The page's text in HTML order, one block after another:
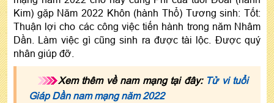
Kim) gặp Năm 2022 Khôn (hành Thổ) Tương sinh: Tốt:
Thuận lợi cho các công việc tiến hành trong năm Nhâm
Dần. Làm việc gì cũng sinh ra được tài lộc. Được quý
nhân giúp đỡ.
Xem thêm về nam mạng tại đây: Tử vi tuổi
Giáp Dần nam mạng năm 2022